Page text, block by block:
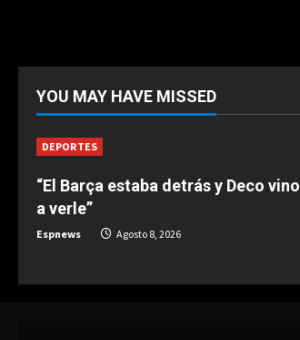
YOU MAY HAVE MISSED
DEPORTES
“El Barça estaba detrás y Deco vino
a verle”
Espnews Agosto 8, 2026